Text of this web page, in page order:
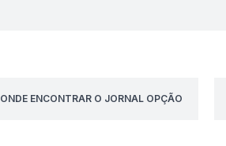
ONDE ENCONTRAR O JORNAL OPÇÃO